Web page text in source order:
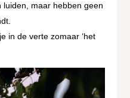
luiden, maar hebben geen
in de verte zomaar ‘het